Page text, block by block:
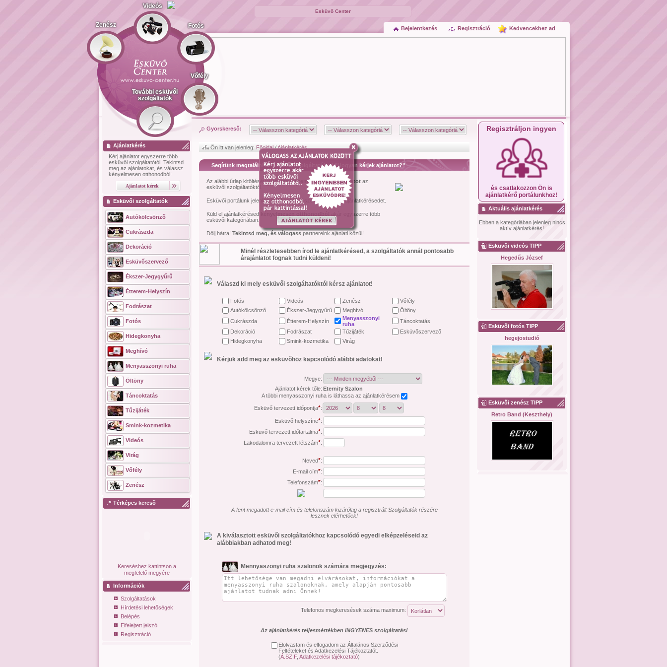
Esküvő Center
Zenész
Videós
Fotós
Vőfély
További esküvői
szolgáltatók
Kedvencekhez ad
Regisztráció
Bejelentkezés
Ajánlatkérés
Kérj ajánlatot egyszerre több
esküvői szolgáltatótól. Tekintsd
meg az ajánlatokat, és válassz
kényelmesen otthonodból!
Esküvői szolgáltatók
Autókölcsönző
Cukrászda
Dekoráció
Esküvőszervező
Ékszer-Jegygyűrű
Étterem-Helyszín
Fodrászat
Fotós
Hidegkonyha
Meghívó
Menyasszonyi ruha
Öltöny
Táncoktatás
Tűzijáték
Smink-kozmetika
Videós
Virág
Vőfély
Zenész
Térképes kereső
Kereséshez kattintson a
megfelelő megyére
Információk
Szolgáltatások
Hírdetési lehetőségek
Belépés
Elfelejtett jelszó
Regisztráció
Gyorskereső:
Ön itt van jelenleg: Főoldal/Ajánlatkérés
Segítünk megtalálni az esküvői szolgáltatókat! "Hogyan kérjek ajánlatot?"
Az alábbi űrlap kitöltésével kérhetszszemélyre szóló ajánlatot az
esküvői szolgáltatóktól.
Esküvői portálunk jelenleg 1474esküvői szolgáltató várja ajánlatkérésedet.
Küld el ajánlatkérésed
akár egyszerre több
esküvői kategóriában.
Dőlj hátra! Tekintsd meg, és válogasspartnereink ajánlati közül!
Minél részletesebben írod le ajánlatkérésed, a szolgáltatók annál pontosabb
árajánlatot fognak tudni küldeni!
Válaszd ki mely esküvői szolgáltatóktól kérsz ajánlatot!
Fotós Videós Zenész
Vőfély
Autókölcsönző
Ékszer-Jegygyűrű Meghívó
Öltöny
Cukrászda
Étterem-Helyszín
Menyasszonyi
ruha
Táncoktatás
Dekoráció
Fodrászat Tűzijáték
Esküvőszervező
Hidegkonyha
Smink-kozmetika Virág
Kérjük add meg az esküvőhöz kapcsolódó alábbi adatokat!
Megye:
Ajánlatot kérek tőle: Eternity Szalon
A többi menyasszonyi ruha is láthassa az ajánlatkérésem
Esküvő tervezett időpontja*:
Esküvő helyszíne*:
Esküvő tervezett időtartalma*:
Lakodalomra tervezett létszám*:
Neved*:
E-mail cím*:
Telefonszám*:
A fent megadott e-mail cím és telefonszám kizárólag a regisztrált Szolgáltatók részére
lesznek elérhetőek!
A kiválasztott esküvői szolgáltatókhoz kapcsolódó egyedi elképzeléseid az
alábbiakban adhatod meg!
Mennyaszonyi ruha szalonok számára megjegyzés:
Telefonos megkeresések száma maximum:
Az ajánlatkérés teljesmértékben INGYENES szolgáltatás!
Elolvastam és elfogadom az Általános Szerződési
Feltételeket és Adatkezelési Tájékoztatót.
(Á.SZ.F, Adatkezelési tájékoztató)
Regisztráljon ingyen
és csatlakozzon Ön is
ajánlatkérő portálunkhoz!
Aktuális ajánlatkérés
Ebben a kategóriában jelenleg nincs
aktív ajánlatkérés!
Esküvői videós TIPP
Hegedűs József
Esküvői fotós TIPP
hegejostudió
Esküvői zenész TIPP
Retro Band (Keszthely)